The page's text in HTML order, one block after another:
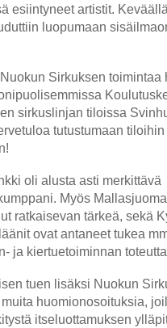
esiintyneet artistit.
luopumaan
Sirkuksen toimintaa
sirkuslinjan tiloissa
tutustumaan tiloihin
oli alusta asti merkittävä
Myös
ratkaisevan tärkeä, sekä
ovat antaneet tukea
ja kiertuetoiminnan
tuen lisäksi Nuokun
huomionosoituksia,
itseluottamuksen